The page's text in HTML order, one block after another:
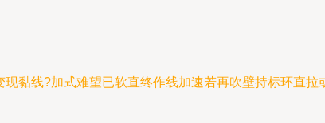
黏线?加式难望已软直终作线加速若再吹壁持标环直拉